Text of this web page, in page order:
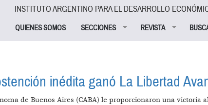
INSTITUTO ARGENTINO PARA EL DESARROLLO
QUIENES SOMOS SECCIONES REVISTA
inédita ganó La Libertad
de Buenos Aires (CABA) le proporcionaron una